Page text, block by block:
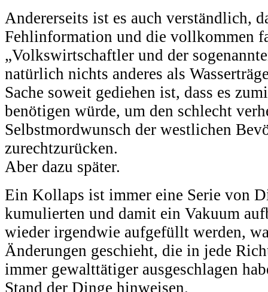
Andererseits ist es auch verständlich,
Fehlinformation und die vollkommen
„Volkswirtschaftler und der
natürlich nichts anderes als
Sache soweit gediehen ist, dass es
benötigen würde, um den schlecht
Selbstmordwunsch der westlichen
zurechtzurücken.
Aber dazu später.
Ein Kollaps ist immer eine Serie von
kumulierten und damit ein Vakuum
wieder irgendwie aufgefüllt werden,
Änderungen geschieht, die in jede
immer gewalttätiger ausgeschlagen
Stand der Dinge hinweisen.